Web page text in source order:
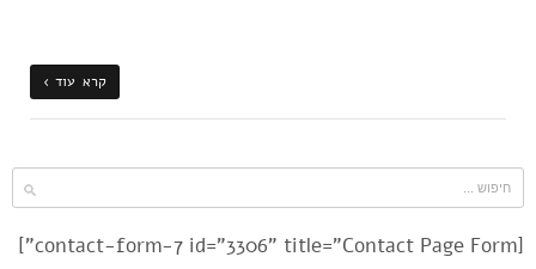
קרא עוד ›
[contact-form-7 id="3306" title="Contact Page Form"]